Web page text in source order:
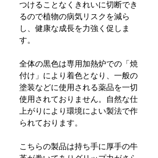
つけることなくきれいに切断でき
るので植物の病気リスクを減ら
し、健康な成長を力強く促しま
す。
全体の黒色は専用加熱炉での「焼
付け」により着色となり、一般の
塗装などに使用される薬品を一切
使用されておりません。自然な仕
上がりにより環境によい製法で作
られております。
こちらの製品は持ち手に厚手の牛